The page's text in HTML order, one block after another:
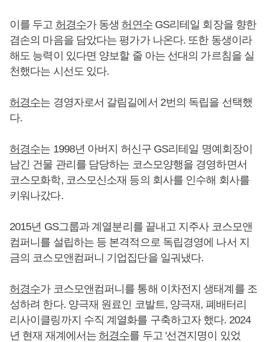
이를 두고 허경수가 동생허연수GS리테일 회장을 향한
겸손의 마음을 담았다는 평가가 나온다. 또한 동생이라
해도 능력이 있다면 양보할 줄 아는 선대의 가르침을 실
천했다는 시선도 있다.
허경수는 경영자로서 갈림길에서 2번의 독립을 선택했
다.
허경수는 1998년 아버지 허신구 GS리테일 명예회장이
남긴 건물 관리를 담당하는 코스모양행을 경영하면서
코스모화학, 코스모신소재 등의 회사를 인수해 회사를
키워나갔다.
2015년 GS그룹과 계열분리를 끝내고 지주사 코스모앤
컴퍼니를 설립하는 등 본격적으로 독립경영에 나서 지
금의 코스모앤컴퍼니 기업집단을 일궈냈다.
허경수가 코스모앤컴퍼니를 통해 이차전지 생태계를 조
성하려 한다. 양극재 원료인 코발트, 양극재, 폐배터리
리사이클링까지 수직 계열화를 구축하고자 했다. 2024
년 현재 재계에서는허경수를 두고 '선견지명이 있었